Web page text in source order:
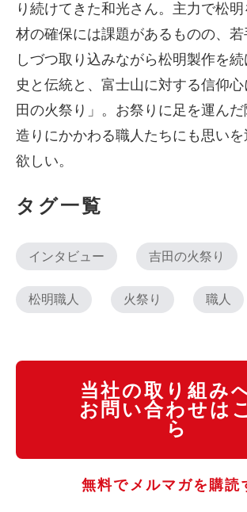
り続けてきた和光さん。主力で松
材の確保には課題があるものの、
しづつ取り込みながら松明製作を
史と伝統と、富士山に対する信仰
田の火祭り」。お祭りに足を運ん
造りにかかわる職人たちにも思い
欲しい。
タグ一覧
インタビュー 吉田の火祭り
松明職人 火祭り 職人
当社の取り組み
お問い合わせは
ら
無料でメルマガを購読